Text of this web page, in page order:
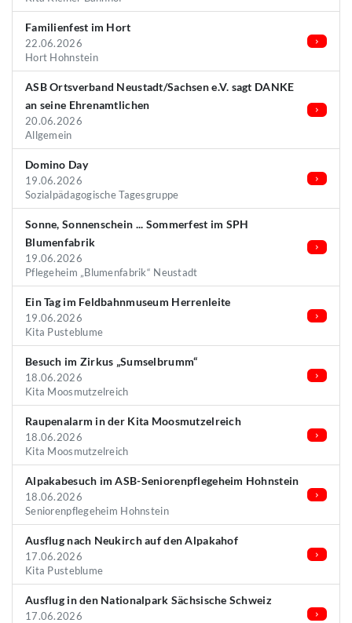
Familienfest im Hort
22.06.2026
Hort Hohnstein
ASB Ortsverband Neustadt/Sachsen e.V. sagt DANKE
an seine Ehrenamtlichen
20.06.2026
Allgemein
Domino Day
19.06.2026
Sozialpädagogische Tagesgruppe
Sonne, Sonnenschein ... Sommerfest im SPH
Blumenfabrik
19.06.2026
Pflegeheim „Blumenfabrik“ Neustadt
Ein Tag im Feldbahnmuseum Herrenleite
19.06.2026
Kita Pusteblume
Besuch im Zirkus „Sumselbrumm“
18.06.2026
Kita Moosmutzelreich
Raupenalarm in der Kita Moosmutzelreich
18.06.2026
Kita Moosmutzelreich
Alpakabesuch im ASB-Seniorenpflegeheim Hohnstein
18.06.2026
Seniorenpflegeheim Hohnstein
Ausflug nach Neukirch auf den Alpakahof
17.06.2026
Kita Pusteblume
Ausflug in den Nationalpark Sächsische Schweiz
17.06.2026